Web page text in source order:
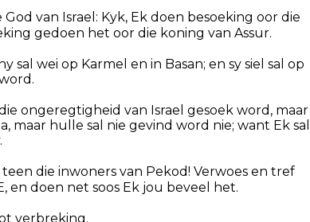
God van Israel: Kyk, Ek doen besoeking oor die
gedoen het oor die koning van Assur.
sal wei op Karmel en in Basan; en sy siel sal op
ongeregtigheid van Israel gesoek word, maar
maar hulle sal nie gevind word nie; want Ek sal
die inwoners van Pekod! Verwoes en tref
en doen net soos Ek jou beveel het.
verbreking.